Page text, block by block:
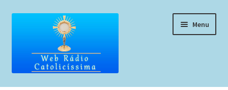
conteúdo
Menu
Home